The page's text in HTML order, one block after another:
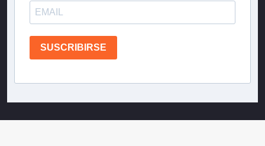
SUSCRIBIRSE